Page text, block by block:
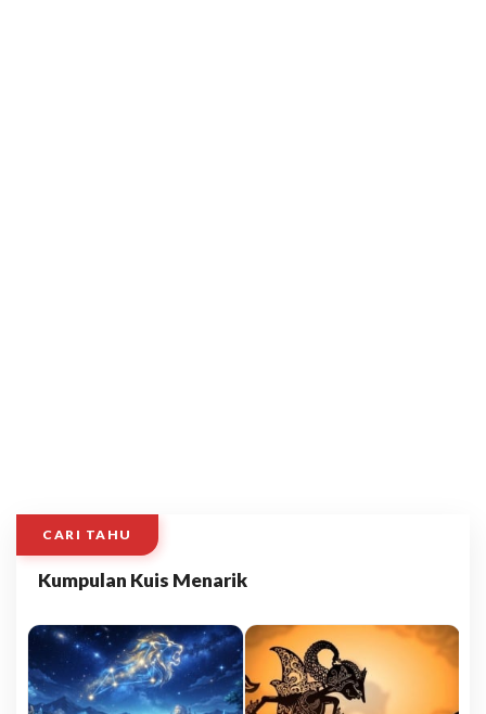
CARI TAHU
Kumpulan Kuis Menarik